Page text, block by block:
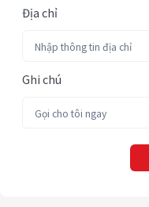
Địa chỉ
Ghi chú